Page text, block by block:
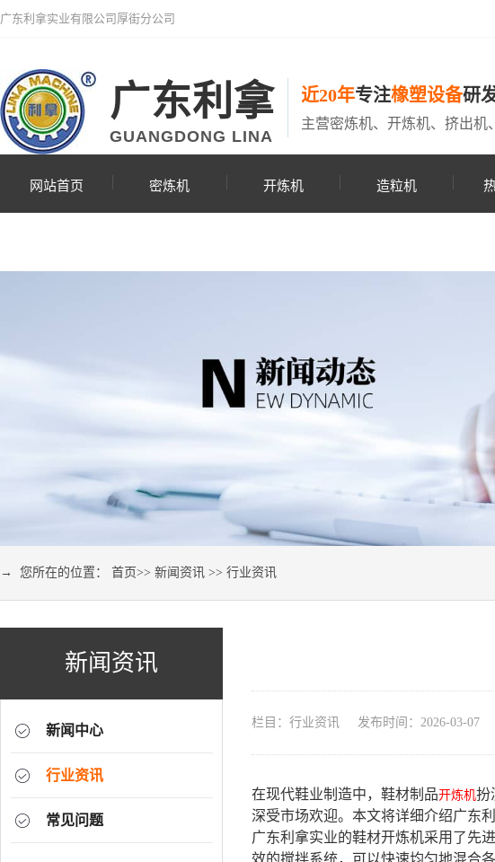
广东利拿实业有限公司厚街分公司
广东利拿
GUANGDONG LINA
近20年专注橡塑设备研
主营密炼机、开炼机、挤出机
网站首页 密炼机 开炼机 造粒机
→ 您所在的位置： 首页>> 新闻资讯 >> 行业资讯
新闻资讯
新闻中心
行业资讯
常见问题
栏目：行业资讯 发布时间：2026-03-07
在现代鞋业制造中，鞋材制品开炼机扮
深受市场欢迎。本文将详细介绍广东
广东利拿实业的鞋材开炼机采用了先
效的搅拌系统，可以快速均匀地混合